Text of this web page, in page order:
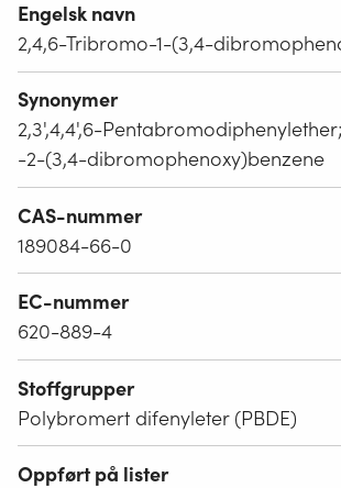
Engelsk navn
2,4,6-Tribromo-1-(3,4-
Synonymer
2,3',4,4',6-
-2-(3,4-dibromophenoxy)benzene
CAS-nummer
189084-66-0
EC-nummer
620-889-4
Stoffgrupper
Polybromert difenyleter (PBDE)
Oppført på lister